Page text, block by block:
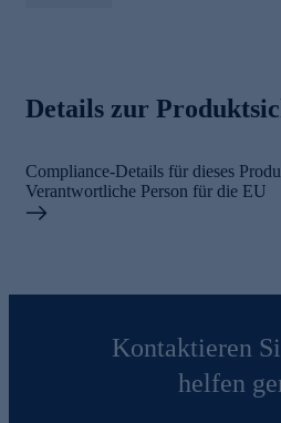
Details zur
Compliance-Details für dieses
Verantwortliche Person für die EU
Kontaktieren
helfen